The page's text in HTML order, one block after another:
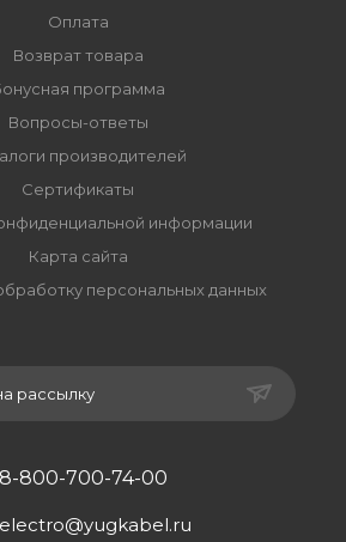
Оплата
Возврат товара
программа
Вопросы-ответы
производителей
Сертификаты
информации
Карта сайта
персональных данных
рассылку
8-800-700-74-00
electro@yugkabel.ru